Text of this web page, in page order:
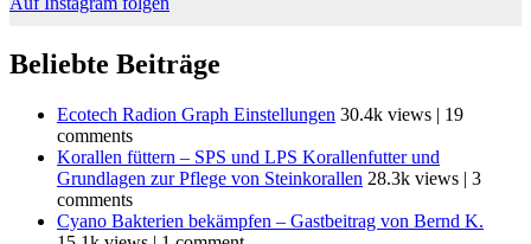
Beliebte Beiträge
Ecotech Radion Graph Einstellungen 30.4k views | 19
comments
Korallen füttern – SPS und LPS Korallenfutter und
Grundlagen zur Pflege von Steinkorallen 28.3k views | 3
comments
Cyano Bakterien bekämpfen – Gastbeitrag von Bernd K.